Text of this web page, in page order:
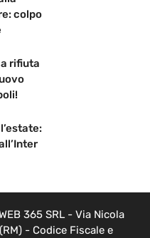
colpo
rifiuta
365 SRL - Via Nicola
- Codice Fiscale e